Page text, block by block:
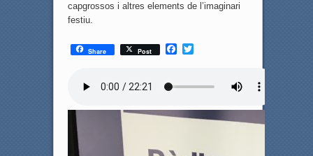
capgrossos i altres elements de l’imaginari
festiu.
Share Post
F
o
T
r